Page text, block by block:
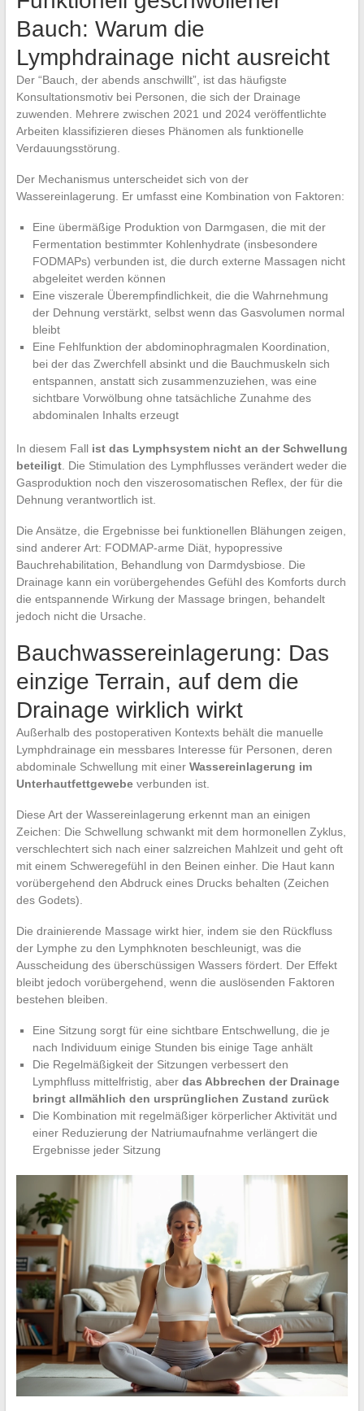
Bauch: Warum die
Lymphdrainage nicht ausreicht
Der “Bauch, der abends anschwillt”, ist das häufigste
Konsultationsmotiv bei Personen, die sich der Drainage
zuwenden. Mehrere zwischen 2021 und 2024 veröffentlichte
Arbeiten klassifizieren dieses Phänomen als funktionelle
Verdauungsstörung.
Der Mechanismus unterscheidet sich von der
Wassereinlagerung. Er umfasst eine Kombination von Faktoren:
Eine übermäßige Produktion von Darmgasen, die mit der
Fermentation bestimmter Kohlenhydrate (insbesondere
FODMAPs) verbunden ist, die durch externe Massagen nicht
abgeleitet werden können
Eine viszerale Überempfindlichkeit, die die Wahrnehmung
der Dehnung verstärkt, selbst wenn das Gasvolumen normal
bleibt
Eine Fehlfunktion der abdominophragmalen Koordination,
bei der das Zwerchfell absinkt und die Bauchmuskeln sich
entspannen, anstatt sich zusammenzuziehen, was eine
sichtbare Vorwölbung ohne tatsächliche Zunahme des
abdominalen Inhalts erzeugt
In diesem Fall ist das Lymphsystem nicht an der Schwellung
beteiligt. Die Stimulation des Lymphflusses verändert weder die
Gasproduktion noch den viszerosomatischen Reflex, der für die
Dehnung verantwortlich ist.
Die Ansätze, die Ergebnisse bei funktionellen Blähungen zeigen,
sind anderer Art: FODMAP-arme Diät, hypopressive
Bauchrehabilitation, Behandlung von Darmdysbiose. Die
Drainage kann ein vorübergehendes Gefühl des Komforts durch
die entspannende Wirkung der Massage bringen, behandelt
jedoch nicht die Ursache.
Bauchwassereinlagerung: Das
einzige Terrain, auf dem die
Drainage wirklich wirkt
Außerhalb des postoperativen Kontexts behält die manuelle
Lymphdrainage ein messbares Interesse für Personen, deren
abdominale Schwellung mit einer Wassereinlagerung im
Unterhautfettgewebeverbunden ist.
Diese Art der Wassereinlagerung erkennt man an einigen
Zeichen: Die Schwellung schwankt mit dem hormonellen Zyklus,
verschlechtert sich nach einer salzreichen Mahlzeit und geht oft
mit einem Schweregefühl in den Beinen einher. Die Haut kann
vorübergehend den Abdruck eines Drucks behalten (Zeichen
des Godets).
Die drainierende Massage wirkt hier, indem sie den Rückfluss
der Lymphe zu den Lymphknoten beschleunigt, was die
Ausscheidung des überschüssigen Wassers fördert. Der Effekt
bleibt jedoch vorübergehend, wenn die auslösenden Faktoren
bestehen bleiben.
Eine Sitzung sorgt für eine sichtbare Entschwellung, die je
nach Individuum einige Stunden bis einige Tage anhält
Die Regelmäßigkeit der Sitzungen verbessert den
Lymphfluss mittelfristig, aber das Abbrechen der Drainage
bringt allmählich den ursprünglichen Zustand zurück
Die Kombination mit regelmäßiger körperlicher Aktivität und
einer Reduzierung der Natriumaufnahme verlängert die
Ergebnisse jeder Sitzung